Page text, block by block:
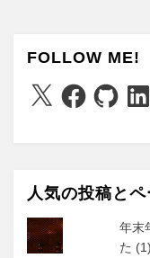
FOLLOW ME!
X Facebook
GitHub
人気の投稿とペ
年末
た (1)